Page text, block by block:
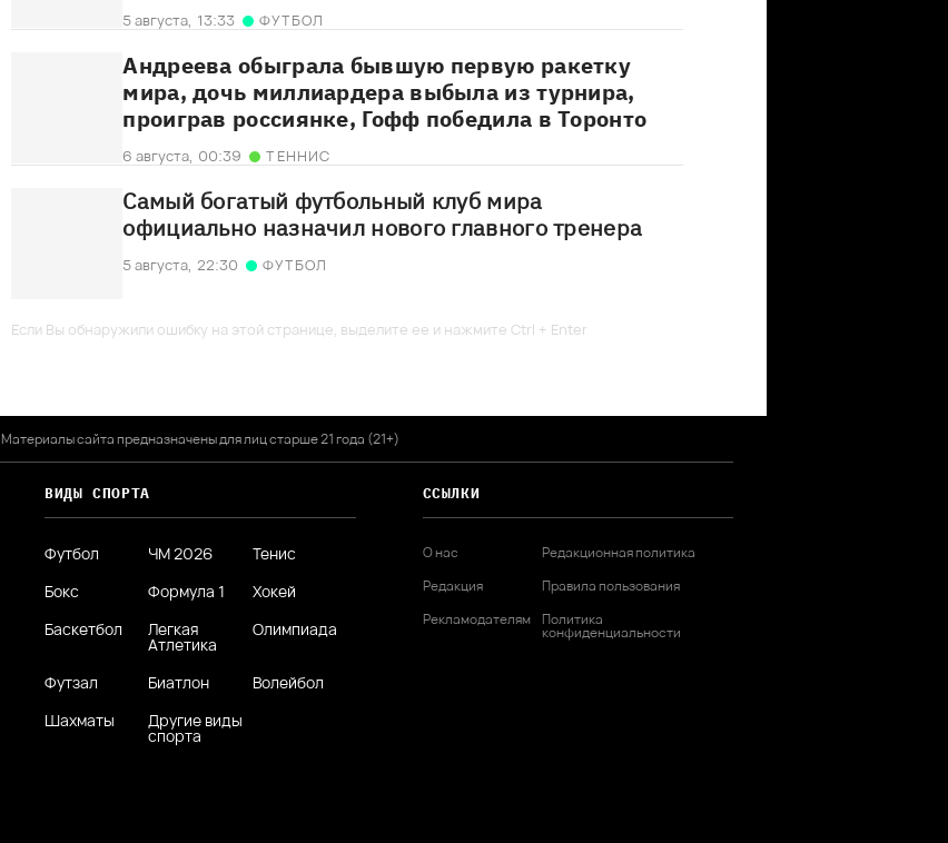
5 августа, 13:33 ФУТБОЛ
Андреева обыграла бывшую первую ракетку
мира, дочь миллиардера выбыла из турнира,
проиграв россиянке, Гофф победила в Торонто
6 августа, 00:39 ТЕННИС
Самый богатый футбольный клуб мира
официально назначил нового главного тренера
5 августа, 22:30 ФУТБОЛ
Если Вы обнаружили ошибку на этой странице, выделите ее и нажмите Ctrl + Enter
Материалы сайта предназначены для лиц старше 21 года (21+)
ВИДЫ СПОРТА
Футбол ЧМ 2026
Тенис
Бокс
Формула 1
Хокей
Баскетбол
Легкая
Атлетика
Олимпиада
Футзал Биатлон
Волейбол
Шахматы
Другие виды
спорта
ССЫЛКИ
О нас
Редакция
Рекламодателям
Редакционная политика
Правила пользования
Политика
конфиденциальности